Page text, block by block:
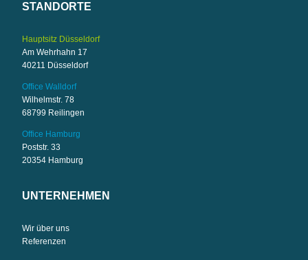
STANDORTE
Hauptsitz Düsseldorf
Am Wehrhahn 17
40211 Düsseldorf
Office Walldorf
Wilhelmstr. 78
68799 Reilingen
Office Hamburg
Poststr. 33
20354 Hamburg
UNTERNEHMEN
Wir über uns
Referenzen